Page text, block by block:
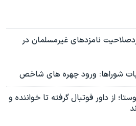
نامزدهای غیرمسلمان در
شوراها: ورود چهره های شاخص
از داور فوتبال گرفته تا خواننده و